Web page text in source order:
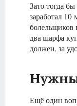
Зато тогда
заработал
болельщиков
два шарфа
должен, за
Ещё один